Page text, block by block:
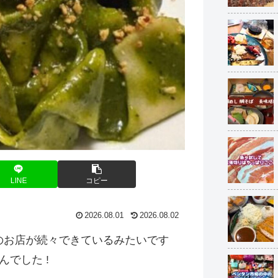
LINE コピー
2026.08.01 2026.08.02
店が続々できているみたいです
でした !